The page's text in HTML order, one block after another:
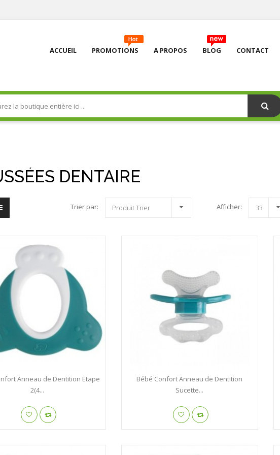
ACCUEIL PROMOTIONS A PROPOS BLOG CONTACT
RENE FURTERER HELIABRINE
DENTAIRE
Trier par: Produit Trier Afficher: 33
Anneau de Dentition Etape
2(4...
Bébé Confort Anneau de Dentition
Sucette...